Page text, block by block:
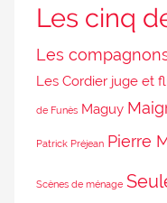
Les cinq
Les
Les Cordier juge et
de Funès Maguy
Patrick Préjean Pierre
Scènes de ménage